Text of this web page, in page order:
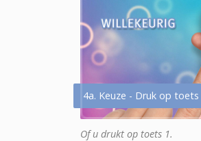
4a. Keuze - Druk op toets
Of u drukt op toets 1.